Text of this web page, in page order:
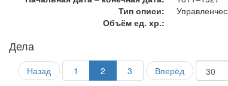
Тип описи:
Объём ед. хр.:
Дела
Назад 1 2 3
Вперёд